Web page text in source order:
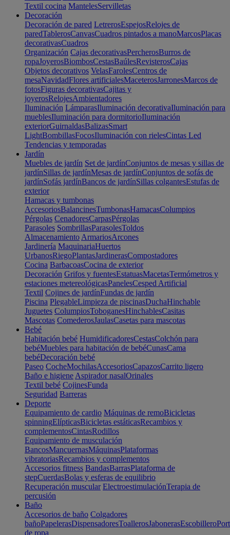
Textil cocina MantelesServilletas
Decoración
Decoración de pared LetrerosEspejosRelojes de
paredTablerosCanvasCuadros pintados a manoMarcosPlacas
decorativasCuadros
Organización Cajas decorativasPercherosBurros de
ropaJoyerosBiombosCestasBaúlesRevisterosCajas
Objetos decorativos VelasFarolesCentros de
mesaNavidadFlores artificialesMaceterosJarronesMarcos de
fotosFiguras decorativasCajitas y
joyerosRelojesAmbientadores
Iluminación LámparasIluminación decorativaIluminación para
mueblesIluminación para dormitorioIluminación
exteriorGuirnaldasBalizasSmart
LightBombillasFocosIluminación con rielesCintas Led
Tendencias y temporadas
Jardín
Muebles de jardín Set de jardínConjuntos de mesas y sillas de
jardínSillas de jardínMesas de jardínConjuntos de sofás de
jardínSofás jardínBancos de jardínSillas colgantesEstufas de
exterior
Hamacas y tumbonas
AccesoriosBalancinesTumbonasHamacasColumpios
Pérgolas CenadoresCarpasPérgolas
Parasoles SombrillasParasolesToldos
Almacenamiento ArmariosArcones
Jardinería MaquinariaHuertos
UrbanosRiegoPlantasJardinerasCompostadores
Cocina BarbacoasCocina de exterior
Decoración Grifos y fuentesEstatuasMacetasTermómetros y
estaciones metereológicasPanelesCesped Artificial
Textil Cojines de jardínFundas de jardín
Piscina PlegableLimpieza de piscinasDuchaHinchable
Juguetes ColumpiosToboganesHinchablesCasitas
Mascotas ComederosJaulasCasetas para mascotas
Bebé
Habitación bebé HumidificadoresCestasColchón para
bebéMuebles para habitación de bebéCunasCama
bebéDecoración bebé
Paseo CocheMochilasAccesoriosCapazosCarrito ligero
Baño e higiene Aspirador nasalOrinales
Textil bebé CojinesFunda
Seguridad Barreras
Deporte
Equipamiento de cardio Máquinas de remoBicicletas
spinningElípticasBicicletas estáticasRecambios y
complementosCintasRodillos
Equipamiento de musculación
BancosMancuernasMáquinasPlataformas
vibratoriasRecambios y complementos
Accesorios fitness BandasBarrasPlataforma de
stepCuerdasBolas y esferas de equilibrio
Recuperación muscular ElectroestimulaciónTerapia de
percusión
Baño
Accesorios de baño Colgadores
bañoPapelerasDispensadoresToallerosJabonerasEscobillero
de ropa